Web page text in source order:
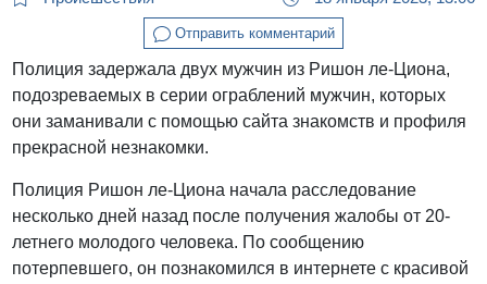
Отправить комментарий
Полиция задержала двух мужчин из Ришон ле-Циона,
подозреваемых в серии ограблений мужчин, которых
они заманивали с помощью сайта знакомств и профиля
прекрасной незнакомки.
Полиция Ришон ле-Циона начала расследование
несколько дней назад после получения жалобы от 20-
летнего молодого человека. По сообщению
потерпевшего, он познакомился в интернете с красивой